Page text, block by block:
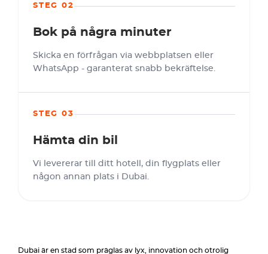
STEG 02
Bok på några minuter
Skicka en förfrågan via webbplatsen eller
WhatsApp - garanterat snabb bekräftelse.
STEG 03
Hämta din bil
Vi levererar till ditt hotell, din flygplats eller
någon annan plats i Dubai.
Dubai är en stad som präglas av lyx, innovation och otrolig